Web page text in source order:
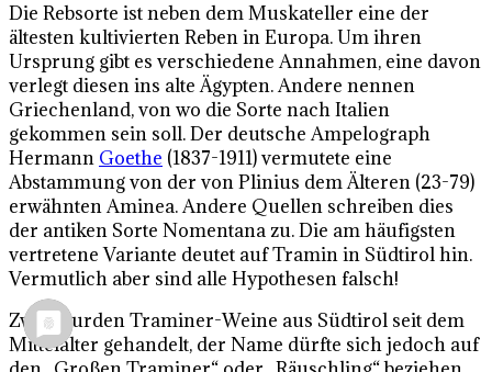
Die Rebsorte ist neben dem Muskateller eine der
ältesten kultivierten Reben in Europa. Um ihren
Ursprung gibt es verschiedene Annahmen, eine davon
verlegt diesen ins alte Ägypten. Andere nennen
Griechenland, von wo die Sorte nach Italien
gekommen sein soll. Der deutsche Ampelograph
Hermann Goethe (1837-1911) vermutete eine
Abstammung von der von Plinius dem Älteren (23-79)
erwähnten Aminea. Andere Quellen schreiben dies
der antiken Sorte Nomentana zu. Die am häufigsten
vertretene Variante deutet auf Tramin in Südtirol hin.
Vermutlich aber sind alle Hypothesen falsch!
Zwar wurden Traminer-Weine aus Südtirol seit dem
Mittelalter gehandelt, der Name dürfte sich jedoch auf